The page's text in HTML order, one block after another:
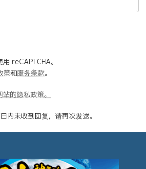
reCAPTCHA。
策和服务条款。
的隐私政策。
内未收到回复，请再次发送。